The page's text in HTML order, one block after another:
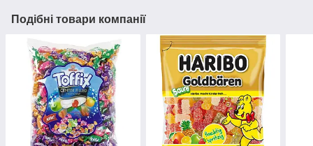
Подібні товари компанії